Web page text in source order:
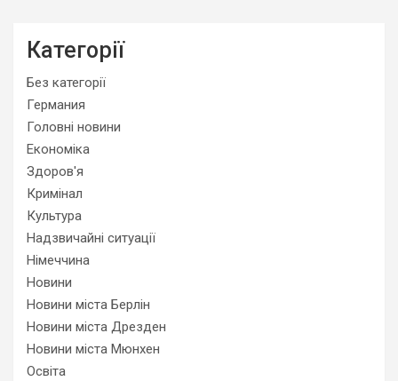
Категорії
Без категорії
Германия
Головні новини
Економіка
Здоров'я
Кримінал
Культура
Надзвичайні ситуації
Німеччина
Новини
Новини міста Берлін
Новини міста Дрезден
Новини міста Мюнхен
Освіта